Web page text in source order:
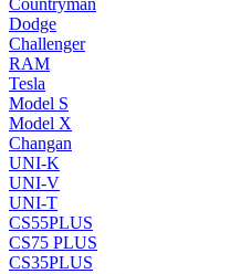
Countryman
Dodge
Challenger
RAM
Tesla
Model S
Model X
Changan
UNI-K
UNI-V
UNI-T
CS55PLUS
CS75 PLUS
CS35PLUS